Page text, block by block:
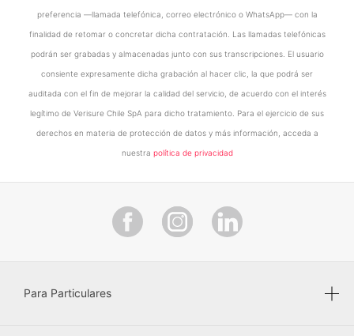
preferencia —llamada telefónica, correo electrónico o WhatsApp— con la
finalidad de retomar o concretar dicha contratación. Las llamadas telefónicas
podrán ser grabadas y almacenadas junto con sus transcripciones. El usuario
consiente expresamente dicha grabación al hacer clic, la que podrá ser
auditada con el fin de mejorar la calidad del servicio, de acuerdo con el interés
legítimo de Verisure Chile SpA para dicho tratamiento. Para el ejercicio de sus
derechos en materia de protección de datos y más información, acceda a
nuestra política de privacidad
Para Particulares